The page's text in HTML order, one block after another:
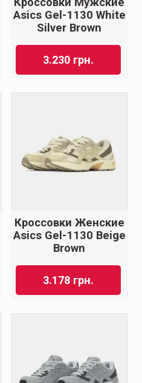
Asics Gel-1130 White
Silver Brown
3.230 грн.
Кроссовки Женские
Asics Gel-1130 Beige
Brown
3.178 грн.